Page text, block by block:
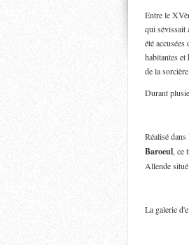
Entre le
qui sévissait
été
habitantes et
de la
Durant
Réalisé dans
Baroeul, ce
Allende
La galerie